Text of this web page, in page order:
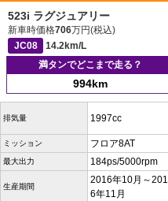
523i ラグジュアリー
新車時価格706万円(税込)
JC08
14.2km/L
満タンでどこまで走る？
994km
排気量 1997cc
ミッション フロア8AT
最大出力 184ps/5000rpm
生産期間
2016年10月～201
6年11月